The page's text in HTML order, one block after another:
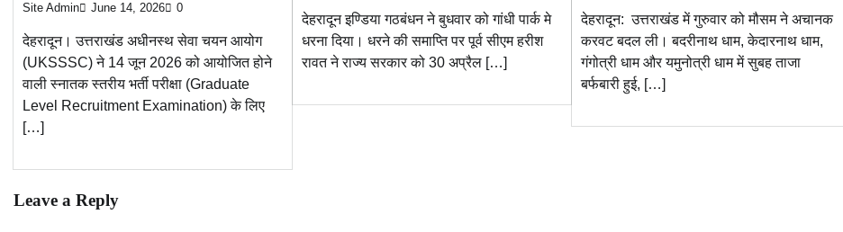
Site Admin June 14, 2026 0
देहरादून। उत्तराखंड अधीनस्थ सेवा चयन आयोग
(UKSSSC) ने 14 जून 2026 को आयोजित होने
वाली स्नातक स्तरीय भर्ती परीक्षा (Graduate
Level Recruitment Examination) के लिए
[…]
देहरादून इण्डिया गठबंधन ने बुधवार को गांधी पार्क मे
धरना दिया। धरने की समाप्ति पर पूर्व सीएम हरीश
रावत ने राज्य सरकार को 30 अप्रैल […]
देहरादून: उत्तराखंड में गुरुवार को मौसम ने अचानक
करवट बदल ली। बदरीनाथ धाम, केदारनाथ धाम,
गंगोत्री धाम और यमुनोत्री धाम में सुबह ताजा
बर्फबारी हुई, […]
Leave a Reply